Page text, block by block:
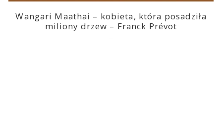
Wangari Maathai – kobieta, która posadziła
miliony drzew – Franck Prévot